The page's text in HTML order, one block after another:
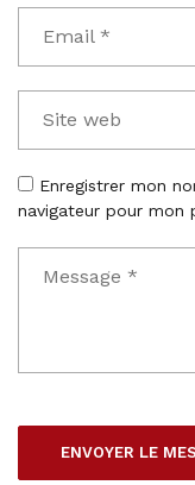
Enregistrer mon
navigateur pour mon